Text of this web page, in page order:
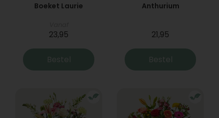
Boeket Laurie
23,95
Bestel
Anthurium
21,95
Bestel